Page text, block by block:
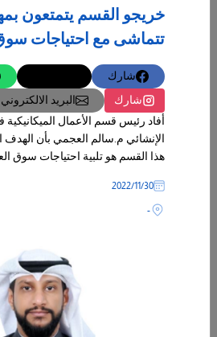
الغانم: نُعلم ونتعلم ونُدرب ونتدرب موحدين
الحبيبة وأبناءها
رحله جديدة في آفاق معاهدنا ومؤسساتنا التي
الهدف الذي يسعى إلى تلبية مطالب العمل من
خريجو القسم يتمتعون
تتماشى مع احتياجات
شارك
شارك
البريد الالكتروني
أفاد رئيس قسم الأعمال
الإنشائي م.سالم العجمي بأن
هذا القسم هو تلبية احتياجات سوق
30‏/11‏/2022
-